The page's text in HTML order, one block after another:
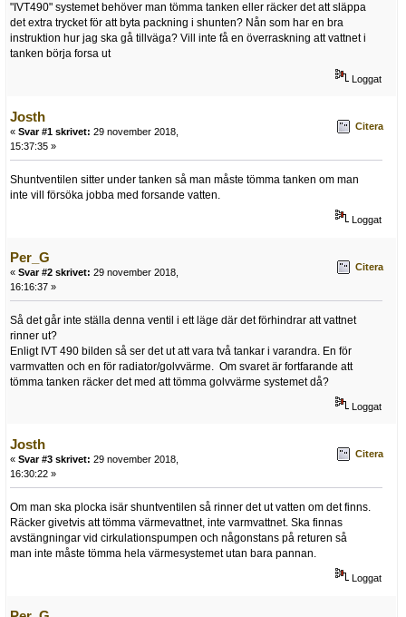
"IVT490" systemet behöver man tömma tanken eller räcker det att släppa
det extra trycket för att byta packning i shunten? Nån som har en bra
instruktion hur jag ska gå tillväga? Vill inte få en överraskning att vattnet i
tanken börja forsa ut
Loggat
Josth
« Svar #1 skrivet: 29 november 2018,
15:37:35 »
Citera
Shuntventilen sitter under tanken så man måste tömma tanken om man
inte vill försöka jobba med forsande vatten.
Loggat
Per_G
« Svar #2 skrivet: 29 november 2018,
16:16:37 »
Citera
Så det går inte ställa denna ventil i ett läge där det förhindrar att vattnet
rinner ut?
Enligt IVT 490 bilden så ser det ut att vara två tankar i varandra. En för
varmvatten och en för radiator/golvvärme. Om svaret är fortfarande att
tömma tanken räcker det med att tömma golvvärme systemet då?
Loggat
Josth
« Svar #3 skrivet: 29 november 2018,
16:30:22 »
Citera
Om man ska plocka isär shuntventilen så rinner det ut vatten om det finns.
Räcker givetvis att tömma värmevattnet, inte varmvattnet. Ska finnas
avstängningar vid cirkulationspumpen och någonstans på returen så
man inte måste tömma hela värmesystemet utan bara pannan.
Loggat